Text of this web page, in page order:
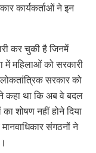
कार्यकर्ताओं ने इन
कर चुकी है जिनमें
में महिलाओं को सरकारी
सरकार को
कहा था कि अब वे बदल
शोषण नहीं होने दिया
संगठनों ने